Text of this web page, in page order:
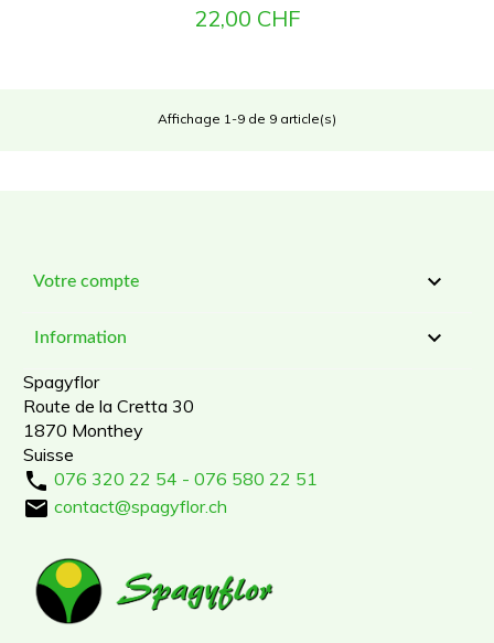
Prix
22,00 CHF
Affichage 1-9 de 9 article(s)
Spagyflor
Route de la Cretta 30
1870 Monthey
Suisse
 076 320 22 54 - 076 580 22 51
 contact@spagyflor.ch
Information 
Votre compte 